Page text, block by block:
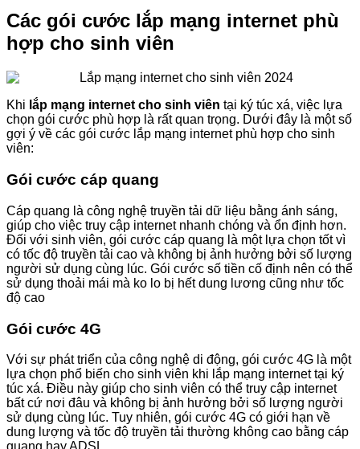
Các gói cước lắp mạng internet phù
hợp cho sinh viên
Khi lắp mạng internet cho sinh viên tại ký túc xá, việc lựa
chọn gói cước phù hợp là rất quan trọng. Dưới đây là một số
gợi ý về các gói cước lắp mạng internet phù hợp cho sinh
viên:
Gói cước cáp quang
Cáp quang là công nghệ truyền tải dữ liệu bằng ánh sáng,
giúp cho việc truy cập internet nhanh chóng và ổn định hơn.
Đối với sinh viên, gói cước cáp quang là một lựa chọn tốt vì
có tốc độ truyền tải cao và không bị ảnh hưởng bởi số lượng
người sử dụng cùng lúc. Gói cước số tiền cố định nên có thể
sử dụng thoải mái mà ko lo bị hết dung lương cũng như tốc
độ cao
Gói cước 4G
Với sự phát triển của công nghệ di động, gói cước 4G là một
lựa chọn phổ biến cho sinh viên khi lắp mạng internet tại ký
túc xá. Điều này giúp cho sinh viên có thể truy cập internet
bất cứ nơi đâu và không bị ảnh hưởng bởi số lượng người
sử dụng cùng lúc. Tuy nhiên, gói cước 4G có giới hạn về
dung lượng và tốc độ truyền tải thường không cao bằng cáp